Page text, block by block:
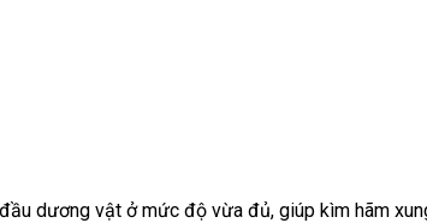
dương vật ở mức độ vừa đủ, giúp kìm hãm